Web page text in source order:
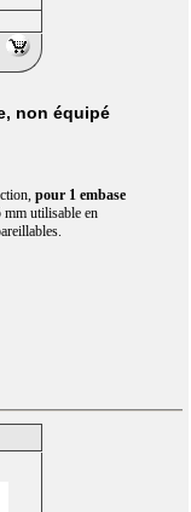
non équipé
pour 1 embase
mm utilisable en